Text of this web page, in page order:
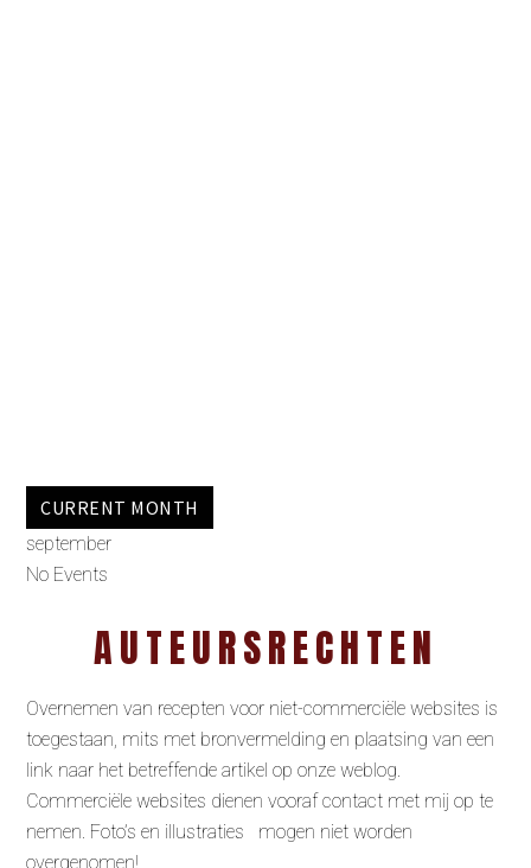
CURRENT MONTH
september
No Events
AUTEURSRECHTEN
Overnemen van recepten voor niet-commerciële websites is
toegestaan, mits met bronvermelding en plaatsing van een
link naar het betreffende artikel op onze weblog.
Commerciële websites dienen vooraf contact met mij op te
nemen. Foto’s en illustraties mogen niet worden
overgenomen!